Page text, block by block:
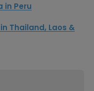
in Peru
Thailand, Laos &